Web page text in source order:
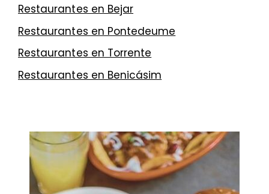
Restaurantes en Bejar
Restaurantes en Pontedeume
Restaurantes en Torrente
Restaurantes en Benicásim